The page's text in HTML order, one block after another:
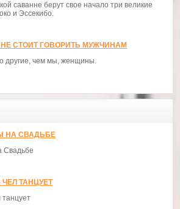
саванне берут свое начало три великие
и Эссекибо.
СТОИТ ГОВОРИТЬ МУЖЧИНАМ
другие, чем мы, женщины.
НА СВАДЬБЕ
Свадьбе
ТАНЦУЕТ
танцует